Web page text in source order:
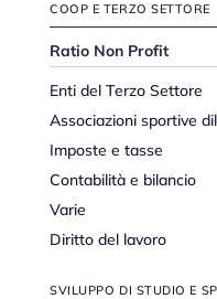
COOP E TERZO SETTORE
Ratio Non Profit
Enti del Terzo Settore
Associazioni sportive
Imposte e tasse
Contabilità e bilancio
Varie
Diritto del lavoro
SVILUPPO DI STUDIO E